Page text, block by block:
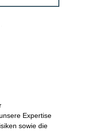
Expertise
sowie die